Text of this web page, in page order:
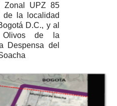
Zonal UPZ 85
de la localidad
D.C., y al
Olivos de la
Despensa del